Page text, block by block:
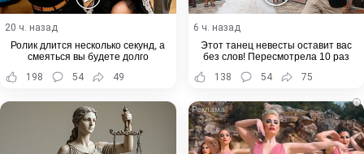
20 ч. назад
Ролик длится несколько секунд, а
смеяться вы будете долго
198
54 49
6 ч. назад
Этот танец невесты оставит вас
без слов! Пересмотрела 10 раз
138
54 75
i